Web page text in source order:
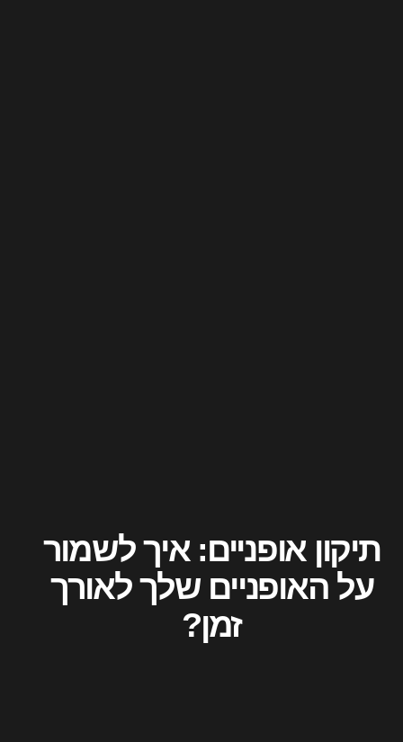
תיקון אופניים: איך לשמור
על האופניים שלך לאורך
זמן?